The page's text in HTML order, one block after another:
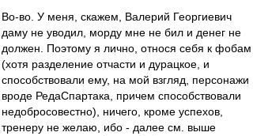
Во-во. У меня, скажем, Валерий Георгиевич
даму не уводил, морду мне не бил и денег не
должен. Поэтому я лично, относя себя к фобам
(хотя разделение отчасти и дурацкое, и
способствовали ему, на мой взгляд, персонажи
вроде РедаСпартака, причем способствовали
недобросовестно), ничего, кроме успехов,
тренеру не желаю, ибо - далее см. выше